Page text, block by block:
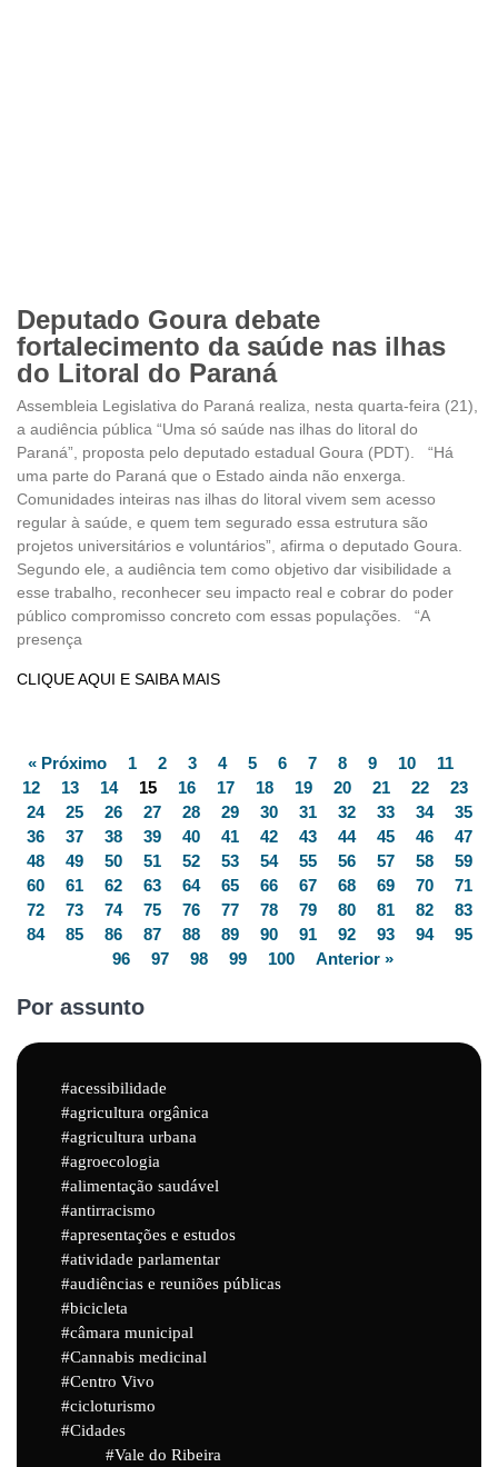
Deputado Goura debate
fortalecimento da saúde nas ilhas
do Litoral do Paraná
Assembleia Legislativa do Paraná realiza, nesta quarta-feira (21),
a audiência pública “Uma só saúde nas ilhas do litoral do
Paraná”, proposta pelo deputado estadual Goura (PDT). “Há
uma parte do Paraná que o Estado ainda não enxerga.
Comunidades inteiras nas ilhas do litoral vivem sem acesso
regular à saúde, e quem tem segurado essa estrutura são
projetos universitários e voluntários”, afirma o deputado Goura.
Segundo ele, a audiência tem como objetivo dar visibilidade a
esse trabalho, reconhecer seu impacto real e cobrar do poder
público compromisso concreto com essas populações. “A
presença
CLIQUE AQUI E SAIBA MAIS
« Próximo 1 2 3 4 5 6 7 8 9 10
11
12
13 14 15 16 17 18 19 20 21 22
23
24
25 26 27 28 29 30 31 32 33 34
35
36
37 38 39 40 41 42 43 44 45 46
47
48
49 50 51 52 53 54 55 56 57 58
59
60
61 62 63 64 65 66 67 68 69 70
71
72
73 74 75 76 77 78 79 80 81 82
83
84
85 86 87 88 89 90 91 92 93 94
95
96
97 98 99 100 Anterior »
Por assunto
acessibilidade
agricultura orgânica
agricultura urbana
agroecologia
alimentação saudável
antirracismo
apresentações e estudos
atividade parlamentar
audiências e reuniões públicas
bicicleta
câmara municipal
Cannabis medicinal
Centro Vivo
cicloturismo
Cidades
Vale do Ribeira